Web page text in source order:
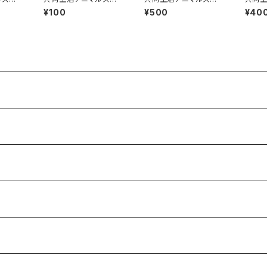
キラキラステッカー（金
子）
¥100
アクリルボールチェーン
（もりちゃん）
¥500
布製コ